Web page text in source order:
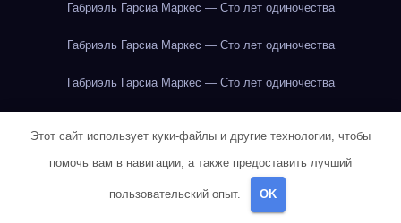
Габриэль Гарсиа Маркес — Сто лет одиночества
Габриэль Гарсиа Маркес — Сто лет одиночества
Габриэль Гарсиа Маркес — Сто лет одиночества
Габриэль Гарсиа Маркес — Сто лет одиночества
Габриэль Гарсиа Маркес — Сто лет одиночества
Этот сайт использует куки-файлы и другие технологии, чтобы
помочь вам в навигации, а также предоставить лучший
пользовательский опыт. OK